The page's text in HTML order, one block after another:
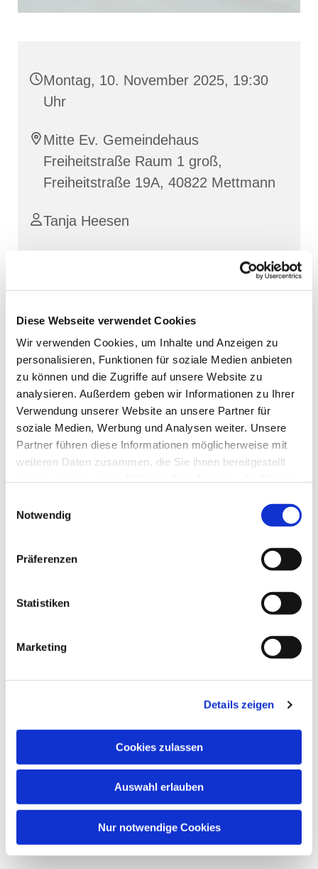
Diese Webseite verwendet Cookies
Wir verwenden Cookies, um Inhalte und Anzeigen zu
personalisieren, Funktionen für soziale Medien anbieten
zu können und die Zugriffe auf unsere Website zu
analysieren. Außerdem geben wir Informationen zu Ihrer
Verwendung unserer Website an unsere Partner für
soziale Medien, Werbung und Analysen weiter. Unsere
Partner führen diese Informationen möglicherweise mit
weiteren Daten zusammen, die Sie ihnen bereitgestellt
Notwendig
Präferenzen
Statistiken
Marketing
Details zeigen
Cookies zulassen
Auswahl erlauben
Nur notwendige Cookies
Montag, 10. November 2025, 19:30
Uhr
Mitte Ev. Gemeindehaus
Freiheitstraße Raum 1 groß,
Freiheitstraße 19A, 40822 Mettmann
Tanja Heesen